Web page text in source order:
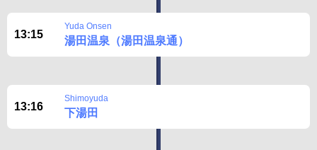
13:15
Yuda Onsen
湯田温泉（湯田温泉通）
13:16
Shimoyuda
下湯田